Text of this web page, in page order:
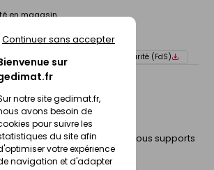
sur
notre site gedimat.fr,
avons besoin de
pour suivre les
du site afin
votre expérience
navigation et d'adapter
Continuer sans accepter
en magasin
Fiche technique Fiche de sécurité (FdS)
produit
haute adhérence sur tous supports
--
l'extérieur